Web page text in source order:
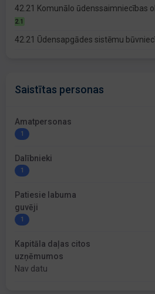
42.21 Komunālo ūdenssaimniecības
2.1
42.21 Ūdensapgādes sistēmu
Saistītas personas
Amatpersonas
1
Dalībnieki
1
Patiesie labuma
guvēji
1
Kapitāla daļas citos
uzņēmumos
Nav datu